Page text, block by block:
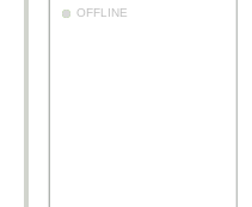
OFFLINE